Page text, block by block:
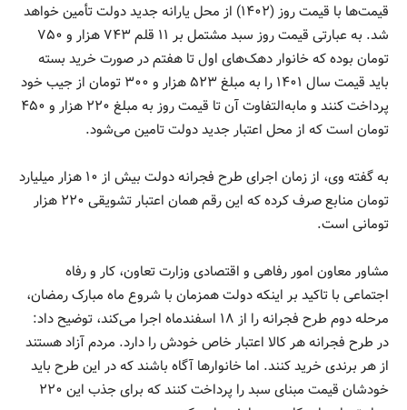
قیمت‌ها با قیمت روز (۱۴۰۲) از محل یارانه جدید دولت تأمین خواهد
شد. به عبارتی قیمت روز سبد مشتمل بر ۱۱ قلم ۷۴۳ هزار و ۷۵۰
تومان بوده که خانوار دهک‌های اول تا هفتم در صورت خرید بسته
باید قیمت سال ۱۴۰۱ را به مبلغ ۵۲۳ هزار و ۳۰۰ تومان از جیب خود
پرداخت کنند و مابه‌التفاوت آن تا قیمت روز به مبلغ ۲۲۰ هزار و ۴۵۰
تومان است که از محل اعتبار جدید دولت تامین می‌شود.
به گفته وی، از زمان اجرای طرح فجرانه دولت بیش از ۱۰ هزار میلیارد
تومان منابع صرف کرده که این رقم همان اعتبار تشویقی ۲۲۰ هزار
تومانی است.
مشاور معاون امور رفاهی و اقتصادی وزارت تعاون، کار و رفاه
اجتماعی با تاکید بر اینکه دولت همزمان با شروع ماه مبارک رمضان،
مرحله دوم طرح فجرانه را از ۱۸ اسفندماه اجرا می‌کند، توضیح داد:
در طرح فجرانه هر کالا اعتبار خاص خودش را دارد. مردم آزاد هستند
از هر برندی خرید کنند. اما خانوار‌ها آگاه باشند که در این طرح باید
خودشان قیمت مبنای سبد را پرداخت کنند که برای جذب این ۲۲۰